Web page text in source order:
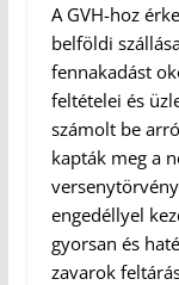
A GVH-hoz
belföldi
fennakadást
feltételei és
számolt be
kapták meg a
engedéllyel
gyorsan és
zavarok